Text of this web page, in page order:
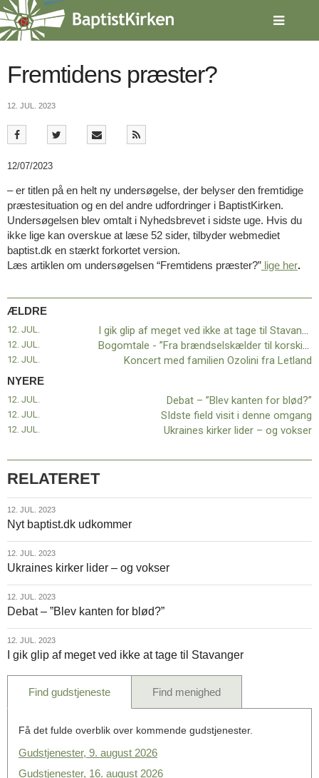
Spring
menu
over
gå
tilbage
forsiden
2.0:
Nyheder
3.0:
Kalender
4.0:
Inspiration
5.0:
Værktøjskassen
6.0:
Mission
7.0:
Om
BaptistKirken
9.0:
Forside
10.0:
Nyheder
11.0:
Kalender
12.0:
Inspiration
13.0:
Værktøjskassen
15.0:
Om
BaptistKirken
16.0:
Kontakt
Debat
”Blev
kanten
for
blød?”Forrige
indlæg:
glip
meget
ved
ikke
at
Stavanger
Fremtidens præster?
12. JUL. 2023
12/07/2023
– er titlen på en helt ny undersøgelse, der belyser den fremtidige
præstesituation og en del andre udfordringer i BaptistKirken.
Undersøgelsen blev omtalt i Nyhedsbrevet i sidste uge. Hvis du
ikke lige kan overskue at læse 52 sider, tilbyder webmediet
baptist.dk en stærkt forkortet version.
Læs artiklen om undersøgelsen “Fremtidens præster?” lige her.
ÆLDRE
12. JUL. I gik glip af meget ved ikke at tage til Stavanger
12. JUL. Bogomtale - ”Fra brændselskælder til korskirke”
12. JUL. Koncert med familien Ozolini fra Letland
NYERE
Debat – ”Blev kanten for blød?”
12. JUL.
SIdste field visit i denne omgang
12. JUL.
Ukraines kirker lider – og vokser
12. JUL.
RELATERET
12.
jul.
2023
12. JUL. 2023
Nyt baptist.dk udkommer
12.
jul.
2023
12. JUL. 2023
Ukraines kirker lider – og vokser
12.
jul.
2023
12. JUL. 2023
Debat – ”Blev kanten for blød?”
12.
jul.
2023
12. JUL. 2023
I gik glip af meget ved ikke at tage til Stavanger
Find gudstjeneste Find menighed
Få det fulde overblik over kommende gudstjenester.
Gudstjenester, 9. august 2026
Gudstjenester, 16. august 2026